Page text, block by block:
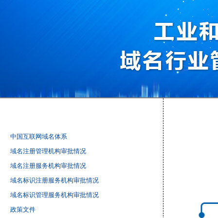
中国互联网域名体系
域名注册管理机构审批情况
域名注册服务机构审批情况
域名标识注册服务机构审批情况
域名标识管理服务机构审批情况
政策文件